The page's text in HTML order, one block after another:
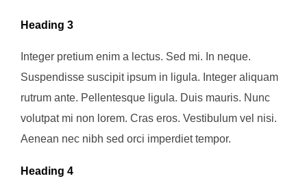
Heading 3
Integer pretium enim a lectus. Sed mi. In neque.
Suspendisse suscipit ipsum in ligula. Integer aliquam
rutrum ante. Pellentesque ligula. Duis mauris. Nunc
volutpat mi non lorem. Cras eros. Vestibulum vel nisi.
Aenean nec nibh sed orci imperdiet tempor.
Heading 4